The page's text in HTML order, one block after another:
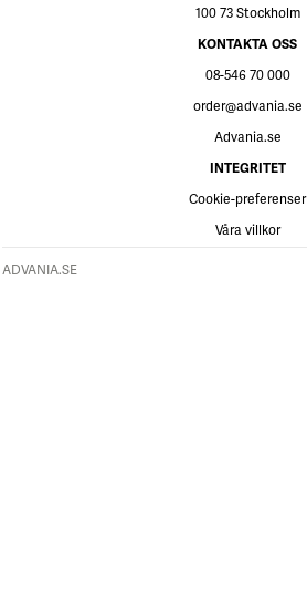
100 73 Stockholm
KONTAKTA OSS
08-546 70 000
order@advania.se
Advania.se
INTEGRITET
Cookie-preferenser
Våra villkor
ADVANIA.SE